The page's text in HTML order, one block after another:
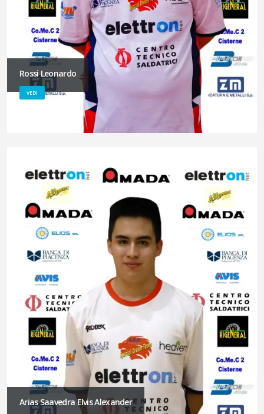
Rossi Leonardo
VEDI
Arias Saavedra Elvis Alexander